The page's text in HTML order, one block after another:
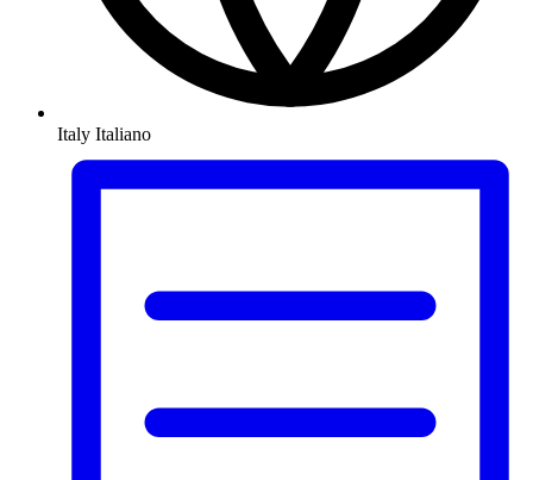
Italy Italiano